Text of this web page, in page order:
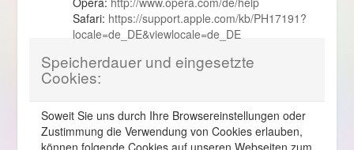
Safari: https://support.apple.com/kb/PH17191?
locale=de_DE&viewlocale=de_DE
Speicherdauer und eingesetzte
Cookies:
Soweit Sie uns durch Ihre Browsereinstellungen oder
Zustimmung die Verwendung von Cookies erlauben,
können folgende Cookies auf unseren Webseiten zum